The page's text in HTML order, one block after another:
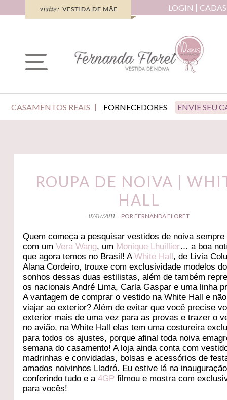
LOGIN
CASAMENTOS REAIS FORNECEDORES ENVIE SEU
ROUPA DE NOIVA |
HALL
07/07/2011 - POR FERNANDA FLORET
Quem começa a pesquisar vestidos de noiva sempre
com umVera Wang, um Monique Lhuillier… a boa
que agora temos no Brasil! AWhite Hall, de Livia
Alana Cordeiro, trouxe com exclusividade modelos
sonhos dessas duas estilistas, além de também
os nacionais André Lima, Carla Gaspar e uma linha
A vantagem de comprar o vestido na White Hall e
viajar ao exterior? Além de evitar que você precise
exterior mais de uma vez para as provas e trazer o
no avião, na White Hall elas tem uma costureira
para todos os ajustes, porque afinal toda noiva
semana do casamento! A loja ainda conta com
madrinhas e convidadas, bolsas e acessórios de
amados noivinhos Lladró. Eu estive lá na inauguração
conferindo tudo e a4GP filmou e mostra com
para vocês!